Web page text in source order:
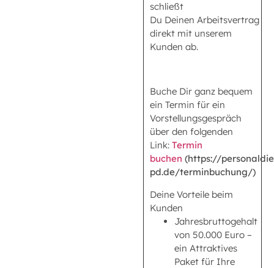
schließt
Du Deinen Arbeitsvertrag
direkt mit unserem
Kunden ab.
Buche Dir ganz bequem
ein Termin für ein
Vorstellungsgespräch
über den folgenden
Link: Termin
buchen (https://
pd.de/terminbuchung/)
Deine Vorteile beim
Kunden
Jahresbruttogehalt
von 50.000 Euro –
ein Attraktives
Paket für Ihre